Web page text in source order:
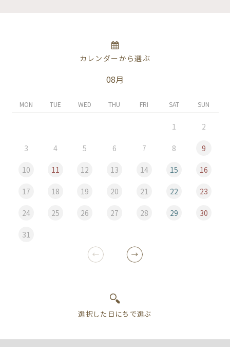
カレンダーから選ぶ
08月
MON TUE WED THU FRI SAT SUN
1 2
3 4 5 6 7 8 9
10 11 12 13 14 15 16
17 18 19 20 21 22 23
24 25 26 27 28 29 30
31